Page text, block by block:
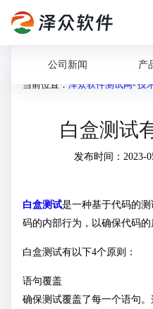
公司新闻 产
当前位置： 泽众软件测试网- 技
白盒测试
发布时间：2023-
白盒测试是一种基于代码的
码的内部行为，以确保代码的
白盒测试有以下4个原则：
语句覆盖
确保测试覆盖了每一个语句